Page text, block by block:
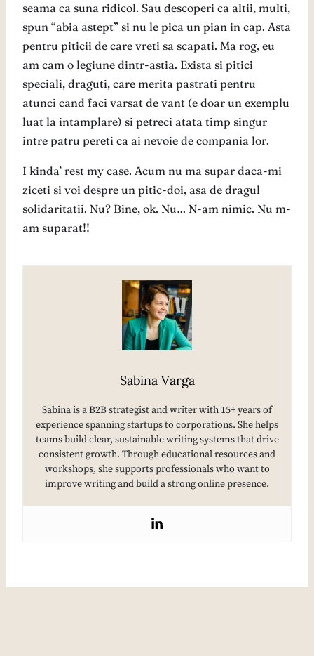
seama ca suna ridicol. Sau descoperi ca altii, multi,
spun “abia astept” si nu le pica un pian in cap. Asta
pentru piticii de care vreti sa scapati. Ma rog, eu
am cam o legiune dintr-astia. Exista si pitici
speciali, draguti, care merita pastrati pentru
atunci cand faci varsat de vant (e doar un exemplu
luat la intamplare) si petreci atata timp singur
intre patru pereti ca ai nevoie de compania lor.
I kinda’ rest my case. Acum nu ma supar daca-mi
ziceti si voi despre un pitic-doi, asa de dragul
solidaritatii. Nu? Bine, ok. Nu… N-am nimic. Nu m-
am suparat!!
Sabina Varga
Sabina is a B2B strategist and writer with 15+ years of
experience spanning startups to corporations. She helps
teams build clear, sustainable writing systems that drive
consistent growth. Through educational resources and
workshops, she supports professionals who want to
improve writing and build a strong online presence.